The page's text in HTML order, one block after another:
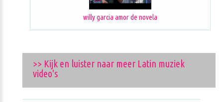
willy garcia amor de novela
>> Kijk en luister naar meer Latin muziek
video's